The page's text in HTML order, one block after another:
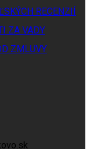
RECENZIÍ
ZA VADY
ZMLUVY